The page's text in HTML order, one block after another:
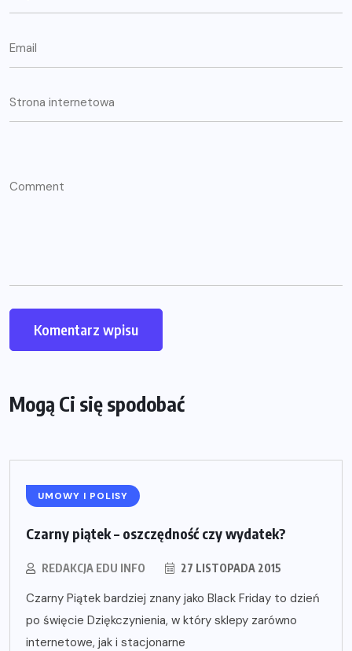
Mogą Ci się spodobać
UMOWY I POLISY
Czarny piątek – oszczędność czy wydatek?
REDAKCJA EDU INFO 27 LISTOPADA 2015
Czarny Piątek bardziej znany jako Black Friday to dzień
po święcie Dziękczynienia, w który sklepy zarówno
internetowe, jak i stacjonarne